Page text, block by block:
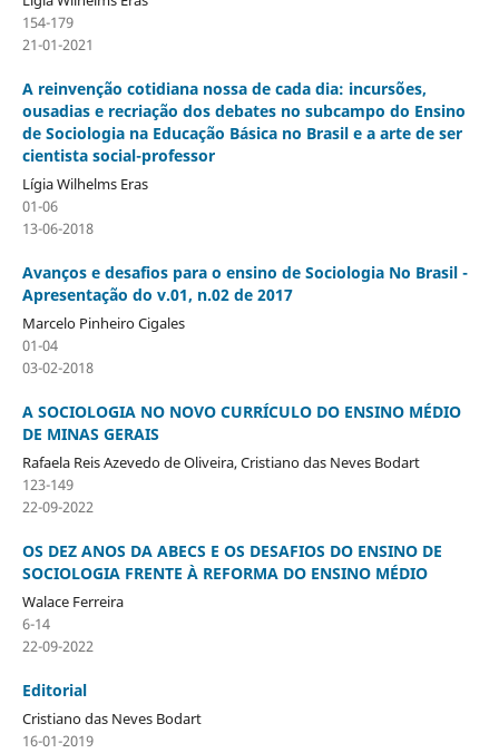
154-179
21-01-2021
A reinvenção cotidiana nossa de cada dia: incursões,
ousadias e recriação dos debates no subcampo do Ensino
de Sociologia na Educação Básica no Brasil e a arte de ser
cientista social-professor
Lígia Wilhelms Eras
01-06
13-06-2018
Avanços e desafios para o ensino de Sociologia No Brasil -
Apresentação do v.01, n.02 de 2017
Marcelo Pinheiro Cigales
01-04
03-02-2018
A SOCIOLOGIA NO NOVO CURRÍCULO DO ENSINO MÉDIO
DE MINAS GERAIS
Rafaela Reis Azevedo de Oliveira, Cristiano das Neves Bodart
123-149
22-09-2022
OS DEZ ANOS DA ABECS E OS DESAFIOS DO ENSINO DE
SOCIOLOGIA FRENTE À REFORMA DO ENSINO MÉDIO
Walace Ferreira
6-14
22-09-2022
Editorial
Cristiano das Neves Bodart
16-01-2019